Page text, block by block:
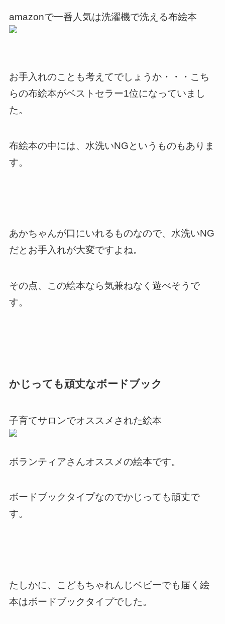
amazonで一番人気は洗濯機で洗える布絵本
お手入れのことも考えてでしょうか・・・こち
らの布絵本がベストセラー1位になっていまし
た。
布絵本の中には、水洗いNGというものもありま
す。
あかちゃんが口にいれるものなので、水洗いNG
だとお手入れが大変ですよね。
その点、この絵本なら気兼ねなく遊べそうで
す。
かじっても頑丈なボードブック
子育てサロンでオススメされた絵本
ボランティアさんオススメの絵本です。
ボードブックタイプなのでかじっても頑丈で
す。
たしかに、こどもちゃれんじベビーでも届く絵
本はボードブックタイプでした。